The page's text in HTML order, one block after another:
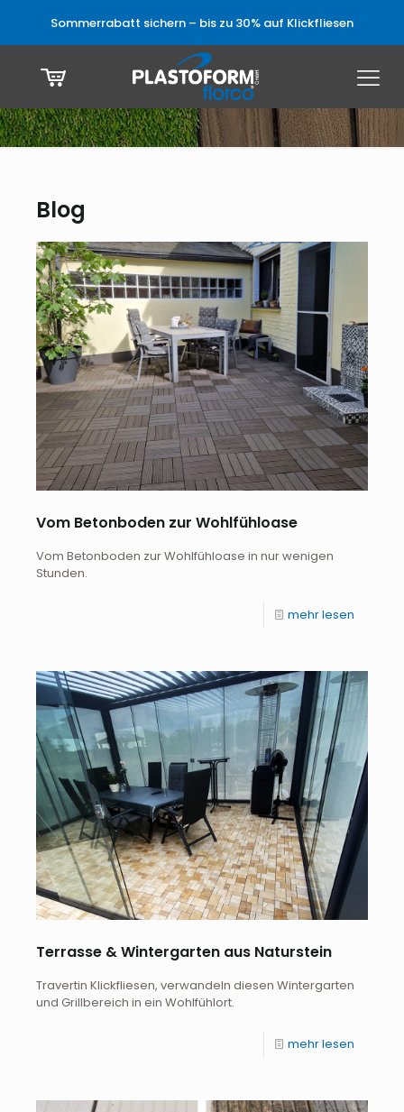
Sommerrabatt sichern – bis zu 30% auf Klickfliesen
Blog
Vom Betonboden zur Wohlfühloase
Vom Betonboden zur Wohlfühloase in nur wenigen
Stunden.
mehr lesen
Terrasse & Wintergarten aus Naturstein
Travertin Klickfliesen, verwandeln diesen Wintergarten
und Grillbereich in ein Wohlfühlort.
mehr lesen